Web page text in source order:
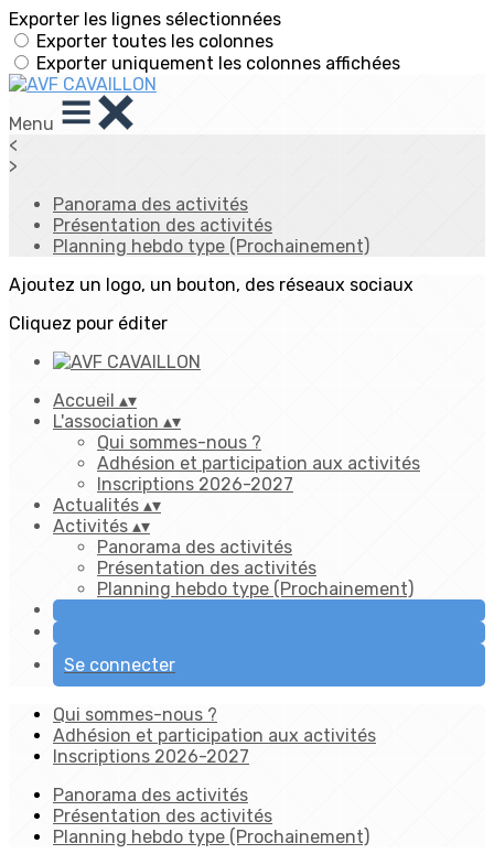
Exporter les lignes sélectionnées
Exporter toutes les colonnes
Exporter uniquement les colonnes affichées
Menu
<
>
Panorama des activités
Présentation des activités
Planning hebdo type (Prochainement)
Ajoutez un logo, un bouton, des réseaux sociaux
Cliquez pour éditer
Accueil ▴▾
L'association ▴▾
Qui sommes-nous ?
Adhésion et participation aux activités
Inscriptions 2026-2027
Actualités ▴▾
Activités ▴▾
Panorama des activités
Présentation des activités
Planning hebdo type (Prochainement)
Se connecter
Qui sommes-nous ?
Adhésion et participation aux activités
Inscriptions 2026-2027
Panorama des activités
Présentation des activités
Planning hebdo type (Prochainement)